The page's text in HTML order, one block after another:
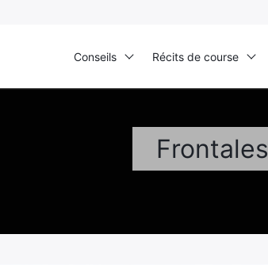
Frontales
Conseils Récits de course